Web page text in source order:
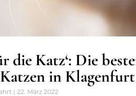
die Katz‘: Die
in Klagenfurt
22. März 2022